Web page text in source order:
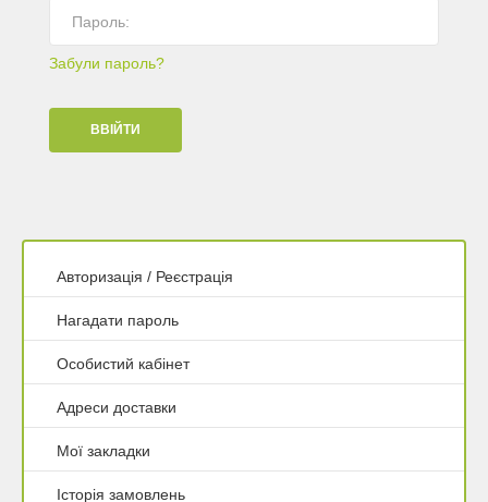
Забули пароль?
Авторизація / Реєстрація
Нагадати пароль
Особистий кабінет
Адреси доставки
Мої закладки
Історія замовлень